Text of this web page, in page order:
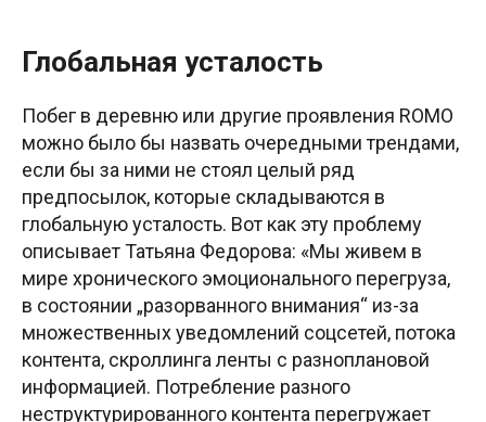
Глобальная усталость
Побег в деревню или другие проявления ROMO
можно было бы назвать очередными трендами,
если бы за ними не стоял целый ряд
предпосылок, которые складываются в
глобальную усталость. Вот как эту проблему
описывает Татьяна Федорова: «Мы живем в
мире хронического эмоционального перегруза,
в состоянии „‎разорванного внимания“‎ из-за
множественных уведомлений соцсетей, потока
контента, скроллинга ленты с разноплановой
информацией. Потребление разного
неструктурированного контента перегружает